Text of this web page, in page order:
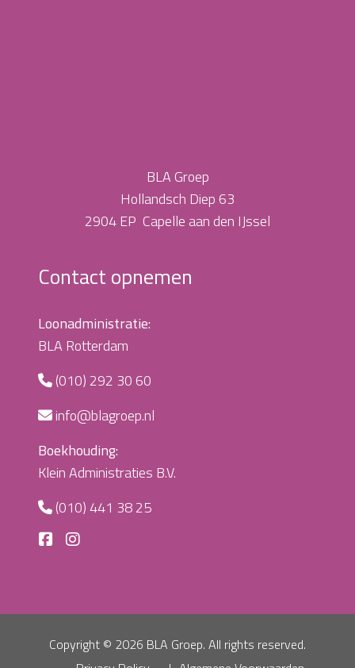
BLA Groep
Hollandsch Diep 63
2904 EP Capelle aan den IJssel
Contact opnemen
Loonadministratie:
BLA Rotterdam
(010) 292 30 60
info@blagroep.nl
Boekhouding:
Klein Administraties B.V.
(010) 441 38 25
Copyright © 2026 BLA Groep. All rights reserved.